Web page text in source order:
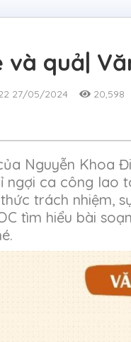
và quả|
27/05/2024 20,598
Nguyễn Khoa
ngợi ca công
trách nhiệm,
tìm hiểu bài